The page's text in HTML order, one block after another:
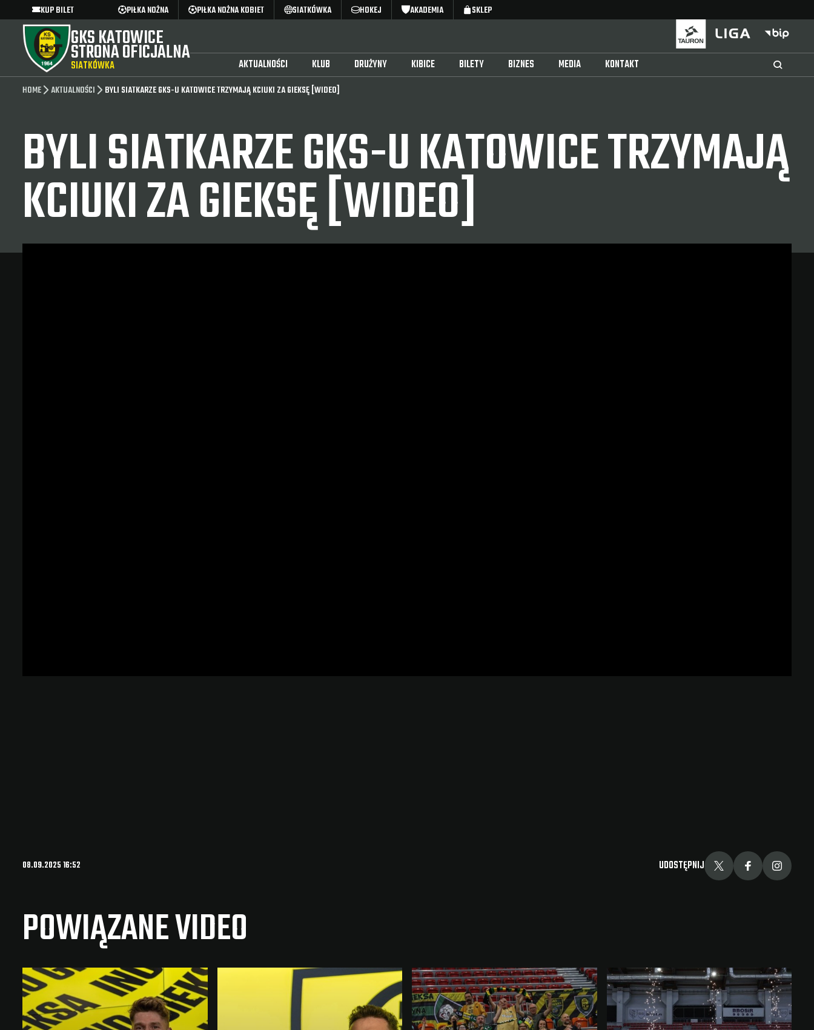
KUP BILET PIŁKA NOŻNA PIŁKA NOŻNA KOBIET SIATKÓWKA HOKEJ AKADEMIA SKLEP
GKS KATOWICE
STRONA OFICJALNA
SIATKÓWKA AKTUALNOŚCI KLUB DRUŻYNY KIBICE BILETY BIZNES MEDIA KONTAKT
HOME AKTUALNOŚCI BYLI SIATKARZE GKS-U KATOWICE TRZYMAJĄ KCIUKI ZA GIEKSĘ [WIDEO]
BYLI SIATKARZE GKS-U KATOWICE TRZYMAJĄ
KCIUKI ZA GIEKSĘ [WIDEO]
08.09.2025 16:52 UDOSTĘPNIJ
POWIĄZANE VIDEO